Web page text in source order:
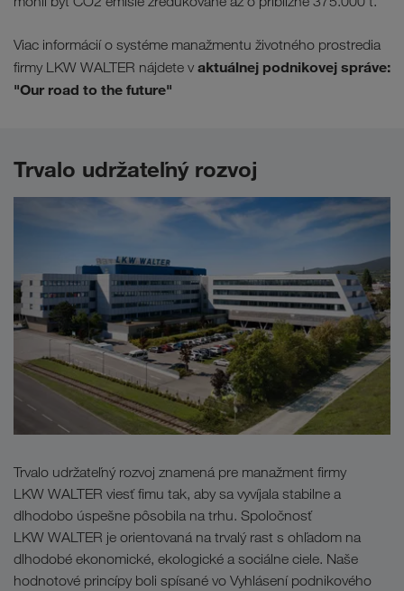
Viac informácií o systéme manažmentu životného prostredia
firmy LKW WALTER nájdete v aktuálnej podnikovej správe:
"Our road to the future"
Trvalo udržateľný rozvoj
Trvalo udržateľný rozvoj znamená pre manažment firmy
LKW WALTER viesť fimu tak, aby sa vyvíjala stabilne a
dlhodobo úspešne pôsobila na trhu. Spoločnosť
LKW WALTER je orientovaná na trvalý rast s ohľadom na
dlhodobé ekonomické, ekologické a sociálne ciele. Naše
hodnotové princípy boli spísané vo Vyhlásení podnikového